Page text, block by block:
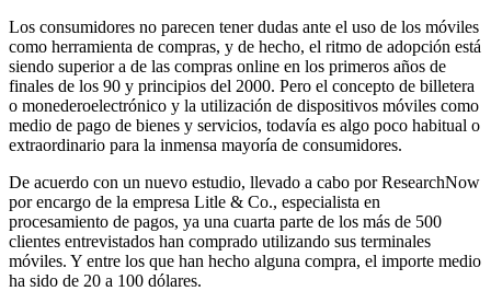
Los consumidores no parecen tener dudas ante el uso de los móviles
como herramienta de compras, y de hecho, el ritmo de adopción está
siendo superior a de las compras online en los primeros años de
finales de los 90 y principios del 2000. Pero el concepto de billetera
o monederoelectrónico y la utilización de dispositivos móviles como
medio de pago de bienes y servicios, todavía es algo poco habitual o
extraordinario para la inmensa mayoría de consumidores.
De acuerdo con un nuevo estudio, llevado a cabo por ResearchNow
por encargo de la empresa Litle & Co., especialista en
procesamiento de pagos, ya una cuarta parte de los más de 500
clientes entrevistados han comprado utilizando sus terminales
móviles. Y entre los que han hecho alguna compra, el importe medio
ha sido de 20 a 100 dólares.